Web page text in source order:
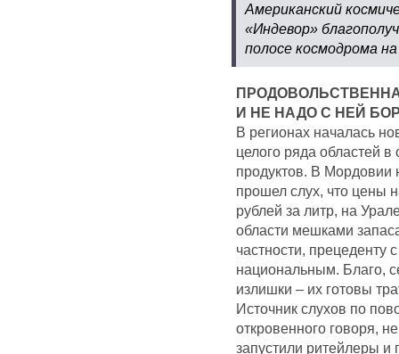
Американский
«Индевор»
полосе космодрома
И НЕ НАДО С НЕЙ
В регионах началась
целого ряда областей
продуктов. В Мордовии
прошел слух, что цены
рублей за литр, на
области мешками
частности, прецеденту
национальным. Благо,
излишки – их готовы
Источник слухов по
откровенного говоря,
запустили ритейлеры и